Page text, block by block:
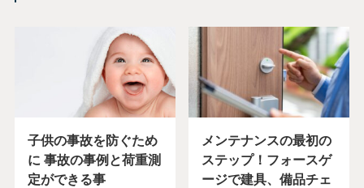
子供の事故を防ぐため
に 事故の事例と荷重測
定ができる事
メンテナンスの最初の
ステップ！フォースゲ
ージで建具、備品チェ